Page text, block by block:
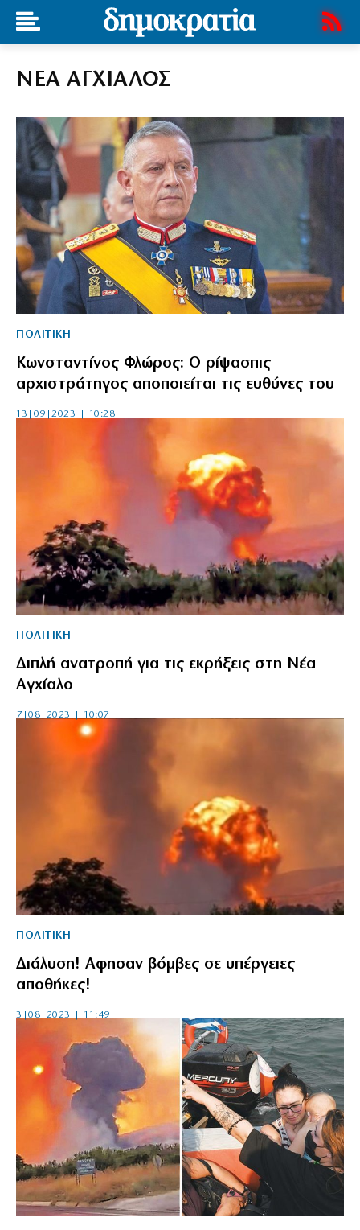
ΝΕΑ ΑΓΧΙΑΛΟΣ
ΠΟΛΙΤΙΚΗ
Κωνσταντίνος Φλώρος: Ο ρίψασπις
αρχιστράτηγος αποποιείται τις ευθύνες του
13|09|2023 | 10:28
ΠΟΛΙΤΙΚΗ
Διπλή ανατροπή για τις εκρήξεις στη Νέα
Αγχίαλο
7|08|2023 | 10:07
ΠΟΛΙΤΙΚΗ
Διάλυση! Αφησαν βόμβες σε υπέργειες
αποθήκες!
3|08|2023 | 11:49